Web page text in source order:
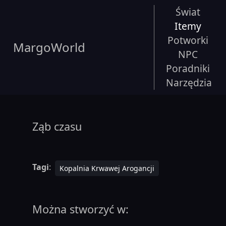
MargoWorld
Świat
Itemy
Potworki
NPC
Poradniki
Narzędzia
Ząb czasu
Tagi: Kopalnia Krwawej Arogancji
Można stworzyć w: